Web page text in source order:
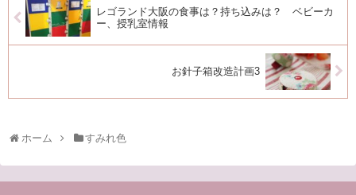
レゴランド大阪の食事は？持ち込みは？ ベビーカ
ー、授乳室情報
お針子箱改造計画3
ホーム すみれ色